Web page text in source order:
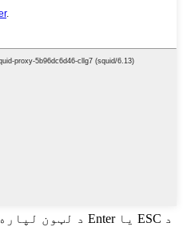
د لټون لپاره Enter یا ESC د